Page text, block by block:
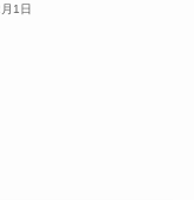
1日